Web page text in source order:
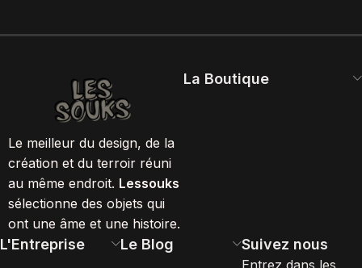
Le meilleur du design, de la
création et du terroir réuni
au même endroit. Lessouks
sélectionne des objets qui
ont une âme et une histoire.
La Boutique
L'Entreprise Le Blog Suivez nous
Entrez dans les